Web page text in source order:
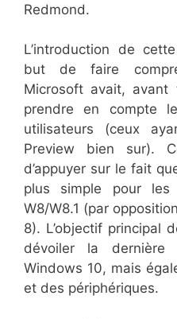
Redmond.
L’introduction de
but de faire
Microsoft avait,
prendre en compte
utilisateurs (ceux
Preview bien sur).
d’appuyer sur le fait
plus simple pour
W8/W8.1 (par
8). L’objectif principal
dévoiler la
Windows 10, mais
et des périphériques.